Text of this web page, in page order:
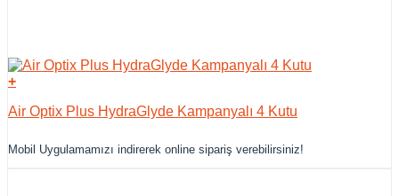
+
Air Optix Plus HydraGlyde Kampanyalı 4 Kutu
Mobil Uygulamamızı indirerek online sipariş verebilirsiniz!